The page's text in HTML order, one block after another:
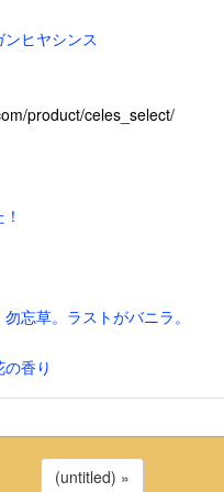
ヒヤシンス
product/celes_select/
忘草。ラストがバニラ。
香り
(untitled) »